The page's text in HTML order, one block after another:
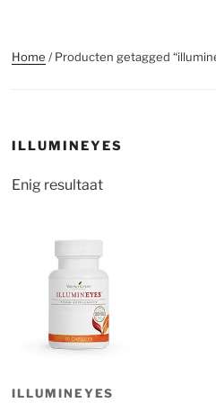
Home / Producten getagged
ILLUMINEYES
Enig resultaat
ILLUMINEYES